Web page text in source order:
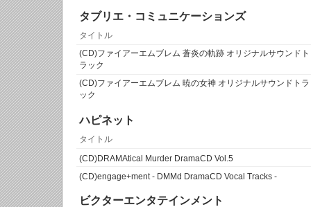
タブリエ・コミュニケーションズ
タイトル
(CD)ファイアーエムブレム 蒼炎の軌跡 オリジナルサウンドト
ラック
(CD)ファイアーエムブレム 暁の女神 オリジナルサウンドトラ
ック
ハピネット
タイトル
(CD)DRAMAtical Murder DramaCD Vol.5
(CD)engage+ment - DMMd DramaCD Vocal Tracks -
ビクターエンタテインメント